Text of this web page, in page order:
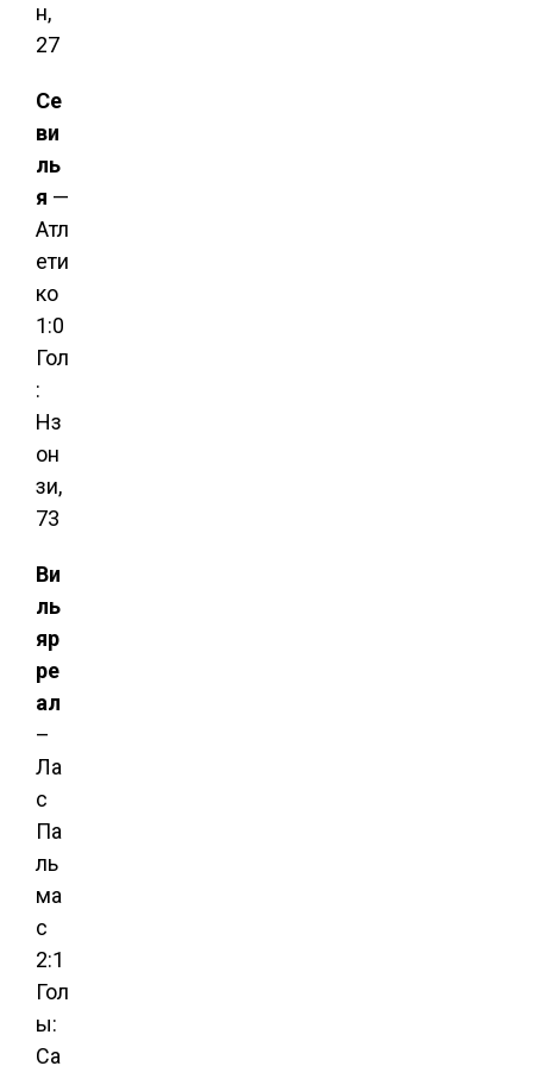
н,
27
Се
ви
ль
я —
Атл
ети
ко
1:0
Гол
:
Нз
он
зи,
73
Ви
ль
яр
ре
ал
–
Ла
с
Па
ль
ма
с
2:1
Гол
ы:
Са